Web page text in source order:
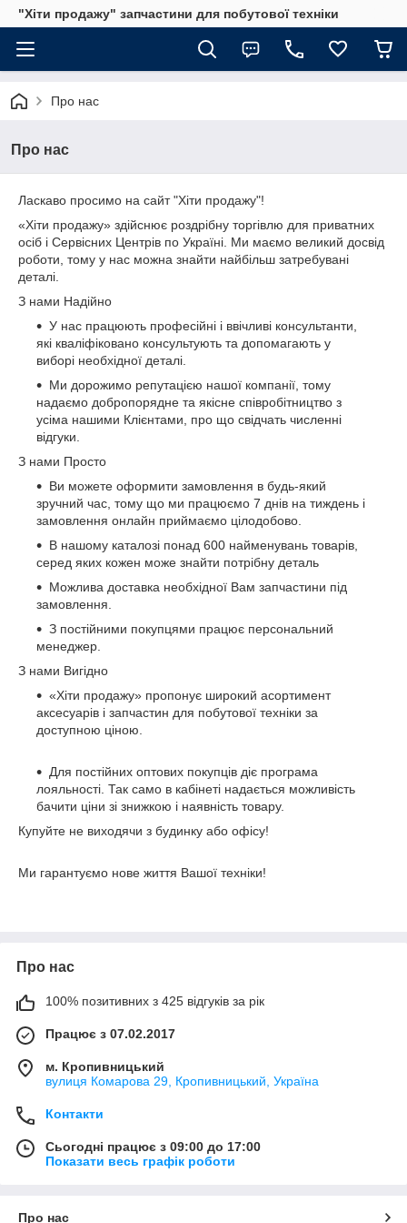
"Хіти продажу" запчастини для побутової техніки
Про нас
Про нас
Ласкаво просимо на сайт "Хіти продажу"!
«Хіти продажу» здійснює роздрібну торгівлю для приватних
осіб і Сервісних Центрів по Україні. Ми маємо великий досвід
роботи, тому у нас можна знайти найбільш затребувані
деталі.
З нами Надійно
У нас працюють професійні і ввічливі консультанти,
які кваліфіковано консультують та допомагають у
виборі необхідної деталі.
Ми дорожимо репутацією нашої компанії, тому
надаємо добропорядне та якісне співробітництво з
усіма нашими Клієнтами, про що свідчать численні
відгуки.
З нами Просто
Ви можете оформити замовлення в будь-який
зручний час, тому що ми працюємо 7 днів на тиждень і
замовлення онлайн приймаємо цілодобово.
В нашому каталозі понад 600 найменувань товарів,
серед яких кожен може знайти потрібну деталь
Можлива доставка необхідної Вам запчастини під
замовлення.
З постійними покупцями працює персональний
менеджер.
З нами Вигідно
«Хіти продажу» пропонує широкий асортимент
аксесуарів і запчастин для побутової техніки за
доступною ціною.
Для постійних оптових покупців діє програма
лояльності. Так само в кабінеті надається можливість
бачити ціни зі знижкою і наявність товару.
Купуйте не виходячи з будинку або офісу!
Ми гарантуємо нове життя Вашої техніки!
Про нас
100% позитивних з 425 відгуків за рік
Працює з 07.02.2017
м. Кропивницький
вулиця Комарова 29, Кропивницький, Україна
Контакти
Сьогодні працює з 09:00 до 17:00
Показати весь графік роботи
Про нас